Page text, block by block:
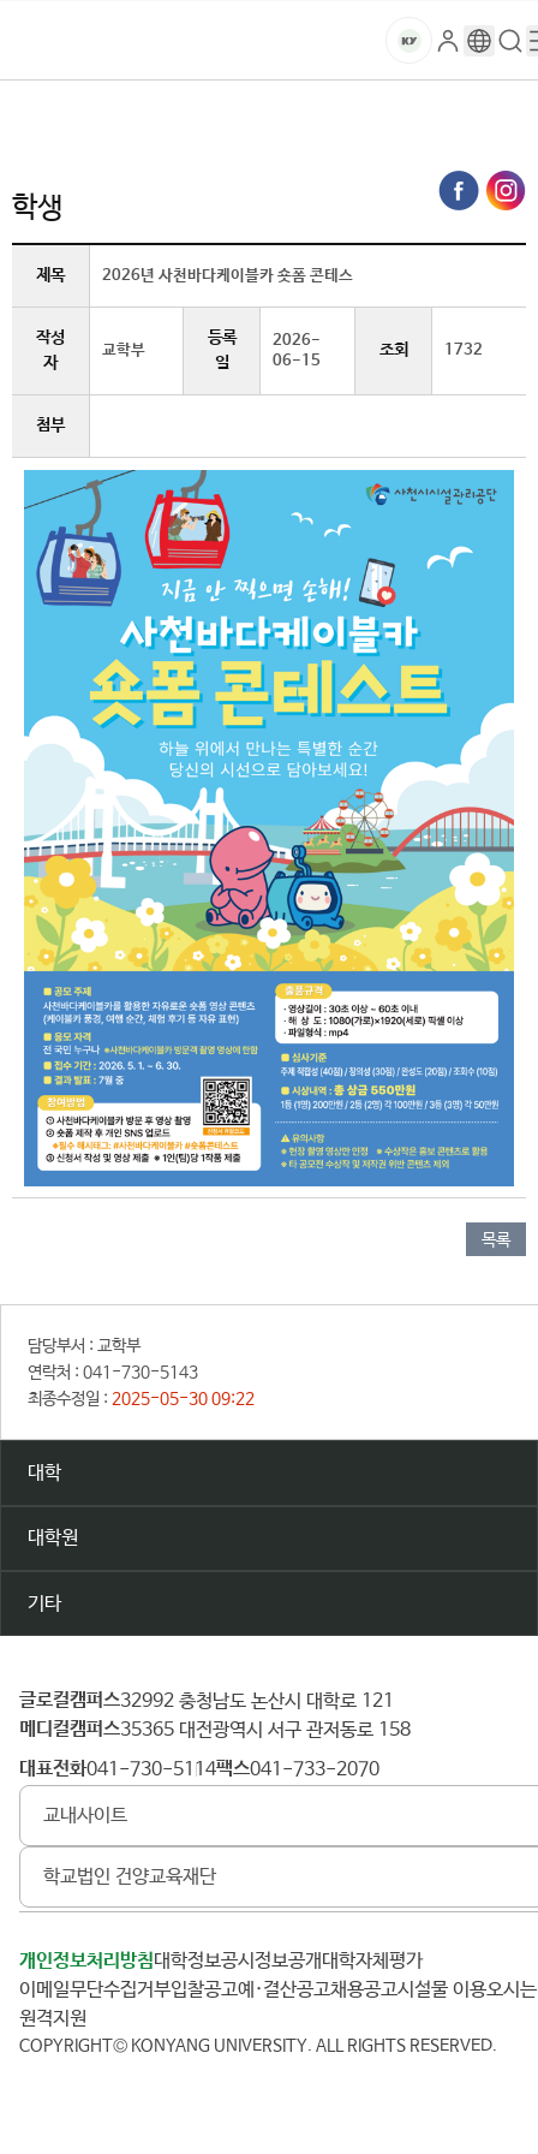
건
대
학
교
마
로
그
구
글
검
색
메
뉴
학생
제목 2026년 사천바다케이블카 숏폼 콘테스
작성
자
교학부
등록
일
2026-
06-15
조회 1732
첨부
목록
담당부서 : 교학부
연락처 : 041-730-5143
최종수정일 : 2025-05-30 09:22
대학
대학원
기타
건
양
대
학
글로컬캠퍼스 32992 충청남도 논산시 대학로 121
메디컬캠퍼스 35365 대전광역시 서구 관저동로 158
대표전화 041-730-5114 팩스 041-733-2070
교내사이트
학교법인 건양교육재단
개인정보처리방침 대학정보공시 정보공개
대학자체평가
이메일무단수집거부
입찰공고 예·결산공고 채용공고 시설물 이용
오시
원격지원
COPYRIGHT© KONYANG UNIVERSITY. ALL RIGHTS RESERVED.